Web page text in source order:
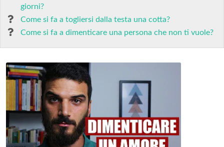
giorni?
Come si fa a togliersi dalla testa una cotta?
Come si fa a dimenticare una persona che non ti vuole?